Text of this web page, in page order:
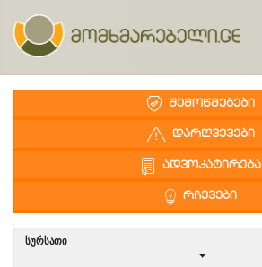
ᲨᲔᲛᲝᲬᲛᲔᲑᲔᲑᲘ
ᲓᲐᲠᲦᲕᲔᲕᲔᲑᲘ
ᲐᲓᲕᲝᲙᲐᲢᲘᲠᲔᲑᲐ
ᲠᲩᲔᲕᲔᲑᲘ
ᲡᲣᲠᲡᲐᲗᲘ